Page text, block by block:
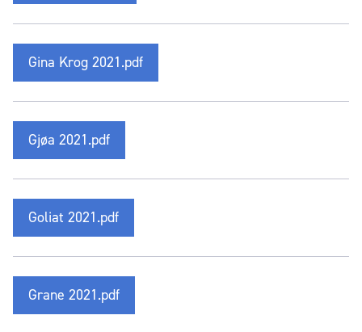
Gina Krog 2021.pdf
Gjøa 2021.pdf
Goliat 2021.pdf
Grane 2021.pdf